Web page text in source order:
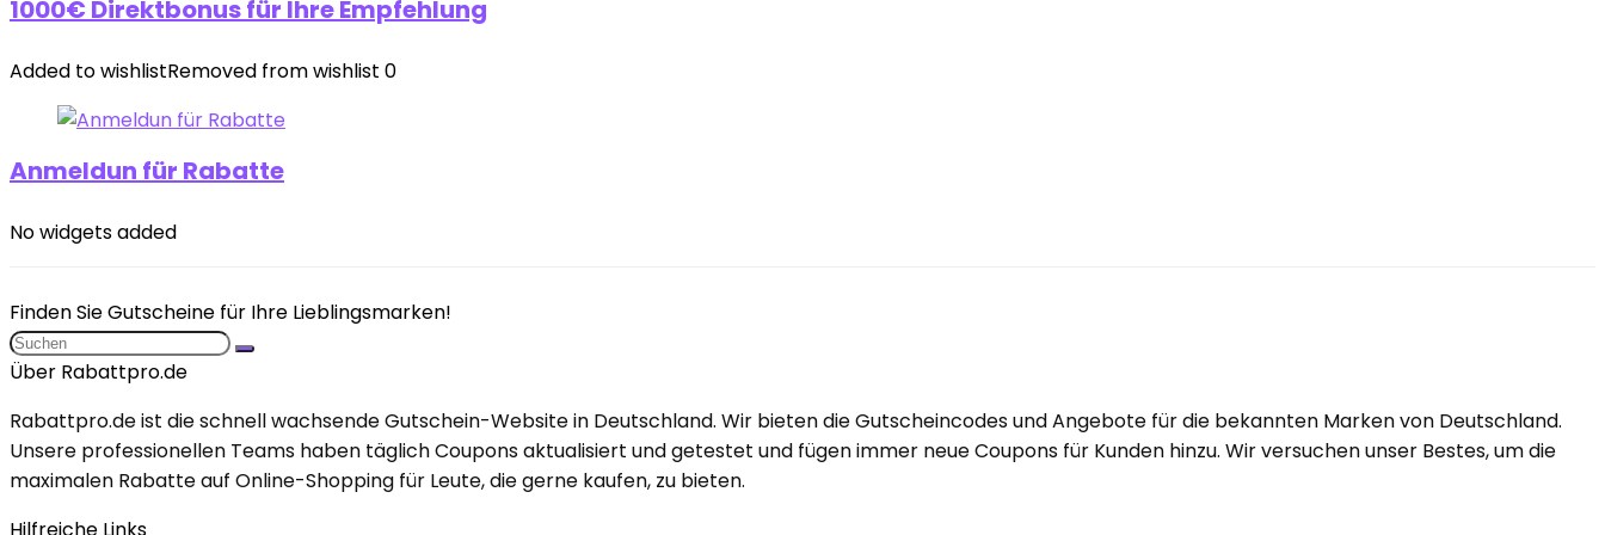
1000€ Direktbonus für Ihre Empfehlung
Added to wishlistRemoved from wishlist 0
Anmeldun für Rabatte
No widgets added
Finden Sie Gutscheine für Ihre Lieblingsmarken!
Über Rabattpro.de
Rabattpro.de ist die schnell wachsende Gutschein-Website in Deutschland. Wir bieten die Gutscheincodes und Angebote für die bekannten Marken von Deutschland.
Unsere professionellen Teams haben täglich Coupons aktualisiert und getestet und fügen immer neue Coupons für Kunden hinzu. Wir versuchen unser Bestes, um die
maximalen Rabatte auf Online-Shopping für Leute, die gerne kaufen, zu bieten.